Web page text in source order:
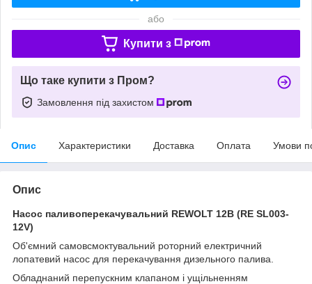
або
Купити з
Що таке купити з Пром?
Замовлення під захистом
Опис Характеристики Доставка Оплата Умови
Опис
Насос паливоперекачувальний REWOLT 12В (RE SL003-
12V)
Об'ємний самовсмоктувальний роторний електричний
лопатевий насос для перекачування дизельного палива.
Обладнаний перепускним клапаном і ущільненням